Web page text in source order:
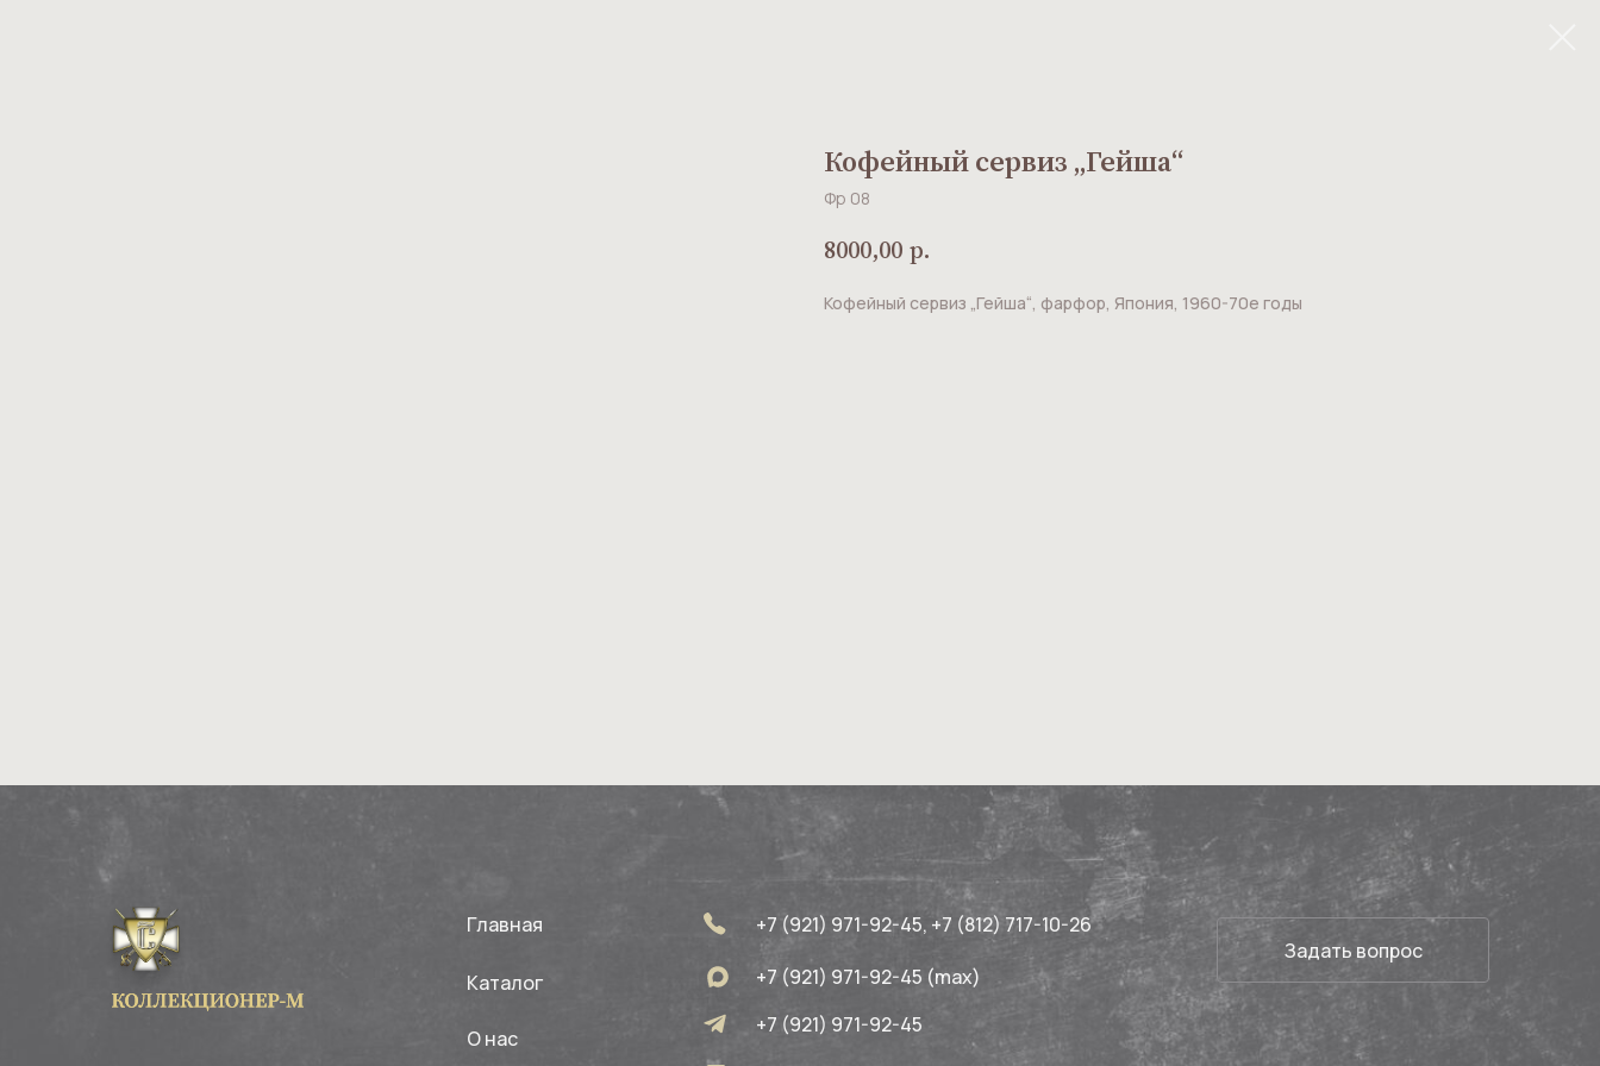
Кофейный сервиз „Гейша“
Фр 08
8000,00 р.
Кофейный сервиз „Гейша“, фарфор, Япония, 1960-70е годы
+7 (921) 971-92-45
+7 (921) 971-92-45 (max)
+7 (921) 971-92-45, +7 (812) 717-10-26
Задать вопрос
О нас
Каталог
Главная